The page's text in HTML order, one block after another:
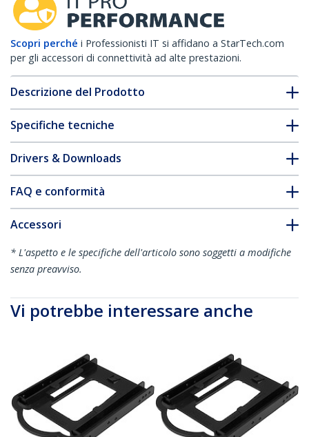
Scopri perché i Professionisti IT si affidano a StarTech.com
per gli accessori di connettività ad alte prestazioni.
Descrizione del Prodotto
Specifiche tecniche
Drivers & Downloads
FAQ e conformità
Accessori
* L'aspetto e le specifiche dell'articolo sono soggetti a modifiche
senza preavviso.
Vi potrebbe interessare anche